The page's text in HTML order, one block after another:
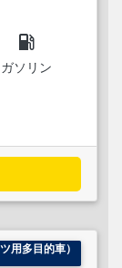
local_gas_station
ガソリン
用多目的車）